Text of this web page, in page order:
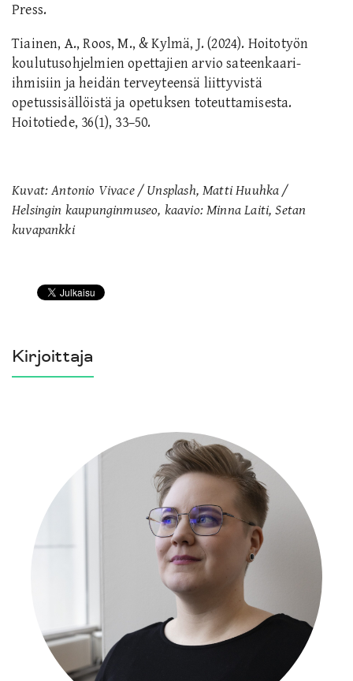
Press.
Tiainen, A., Roos, M., & Kylmä, J. (2024). Hoitotyön
koulutusohjelmien opettajien arvio sateenkaari-
ihmisiin ja heidän terveyteensä liittyvistä
opetussisällöistä ja opetuksen toteuttamisesta.
Hoitotiede, 36(1), 33–50.
Kuvat: Antonio Vivace / Unsplash, Matti Huuhka /
Helsingin kaupunginmuseo, kaavio: Minna Laiti, Setan
kuvapankki
Kirjoittaja